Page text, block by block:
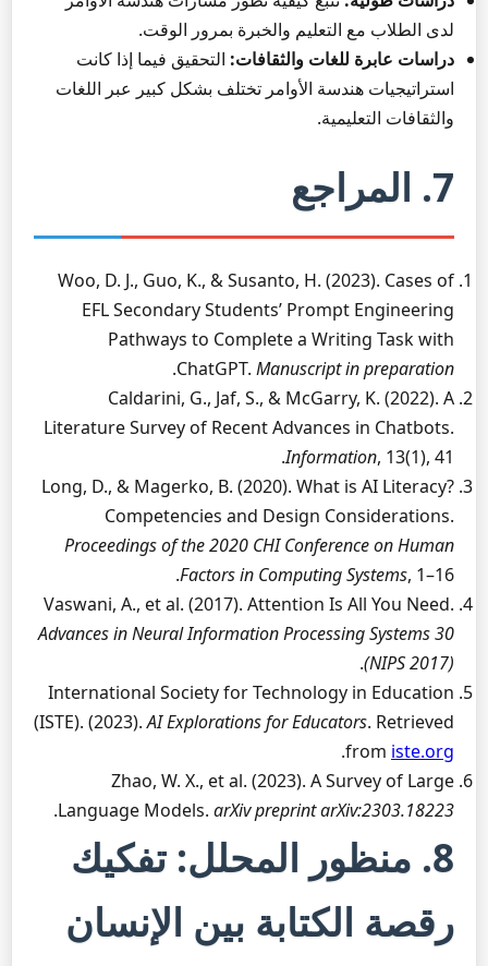
لدى الطلاب مع التعليم والخبرة بمرور الوقت.
دراسات عابرة للغات والثقافات: التحقيق فيما إذا كانت
استراتيجيات هندسة الأوامر تختلف بشكل كبير عبر اللغات
والثقافات التعليمية.
7. المراجع
Woo, D. J., Guo, K., & Susanto, H. (2023). Cases of
EFL Secondary Students’ Prompt Engineering
Pathways to Complete a Writing Task with
ChatGPT. Manuscript in preparation
.
Caldarini, G., Jaf, S., & McGarry, K. (2022). A
Literature Survey of Recent Advances in Chatbots.
Information, 13(1), 41.
Long, D., & Magerko, B. (2020). What is AI Literacy?
Competencies and Design Considerations.
Proceedings of the 2020 CHI Conference on Human
Factors in Computing Systems, 1–16.
Vaswani, A., et al. (2017). Attention Is All You Need.
Advances in Neural Information Processing Systems 30
(NIPS 2017)
.
International Society for Technology in Education
(ISTE). (2023).AI Explorations for Educators. Retrieved
from iste.org
.
Zhao, W. X., et al. (2023). A Survey of Large
Language Models. arXiv preprint arXiv:2303.18223
.
8. منظور المحلل: تفكيك
رقصة الكتابة بين الإنسان